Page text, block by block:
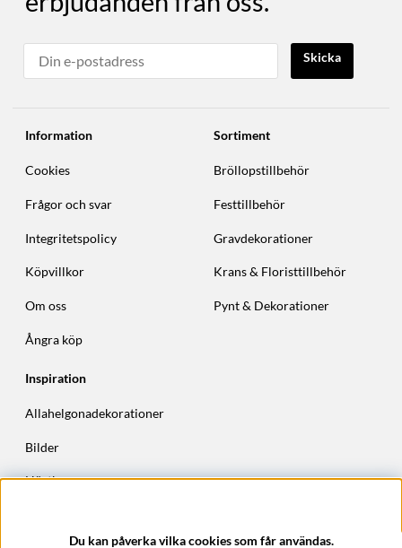
Skicka
Information
Cookies
Frågor och svar
Integritetspolicy
Köpvillkor
Om oss
Ångra köp
Sortiment
Bröllopstillbehör
Festtillbehör
Gravdekorationer
Krans & Floristtillbehör
Pynt & Dekorationer
Inspiration
Allahelgonadekorationer
Bilder
Höstkransar
Du kan påverka vilka cookies som får användas.